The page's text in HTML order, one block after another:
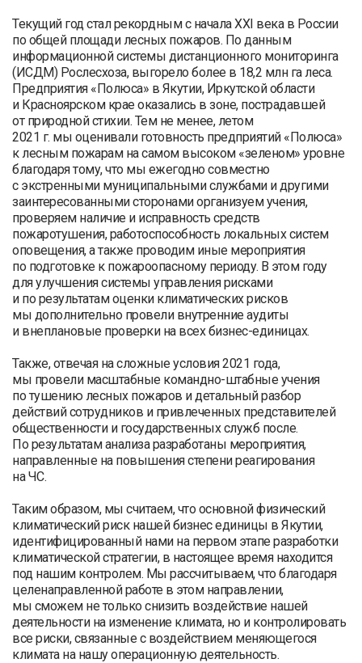
Текущий год стал рекордным с начала XXI века в России
по общей площади лесных пожаров. По данным
информационной системы дистанционного мониторинга
(ИСДМ) Рослесхоза, выгорело более в 18,2 млн га леса.
Предприятия «Полюса» в Якутии, Иркутской области
и Красноярском крае оказались в зоне, пострадавшей
от природной стихии. Тем не менее, летом
2021 г. мы оценивали готовность предприятий «Полюса»
к лесным пожарам на самом высоком «зеленом» уровне
благодаря тому, что мы ежегодно совместно
с экстренными муниципальными службами и другими
заинтересованными сторонами организуем учения,
проверяем наличие и исправность средств
пожаротушения, работоспособность локальных систем
оповещения, а также проводим иные мероприятия
по подготовке к пожароопасному периоду. В этом году
для улучшения системы управления рисками
и по результатам оценки климатических рисков
мы дополнительно провели внутренние аудиты
и внеплановые проверки на всех бизнес-единицах.
Также, отвечая на сложные условия 2021 года,
мы провели масштабные командно-штабные учения
по тушению лесных пожаров и детальный разбор
действий сотрудников и привлеченных представителей
общественности и государственных служб после.
По результатам анализа разработаны мероприятия,
направленные на повышения степени реагирования
на ЧС.
Таким образом, мы считаем, что основной физический
климатический риск нашей бизнес единицы в Якутии,
идентифицированный нами на первом этапе разработки
климатической стратегии, в настоящее время находится
под нашим контролем. Мы рассчитываем, что благодаря
целенаправленной работе в этом направлении,
мы сможем не только снизить воздействие нашей
деятельности на изменение климата, но и контролировать
все риски, связанные с воздействием меняющегося
климата на нашу операционную деятельность.